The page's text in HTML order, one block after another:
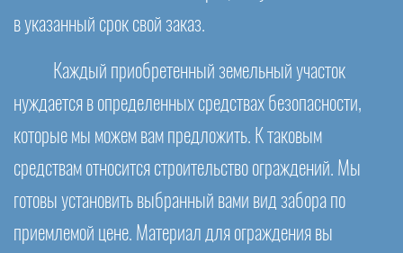
в указанный срок свой заказ.
Каждый приобретенный земельный участок
нуждается в определенных средствах безопасности,
которые мы можем вам предложить. К таковым
средствам относится строительство ограждений. Мы
готовы установить выбранный вами вид забора по
приемлемой цене. Материал для ограждения вы